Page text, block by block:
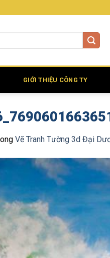
GIỚI THIỆU CÔNG TY
Vẽ Tranh Tường 3d Đại